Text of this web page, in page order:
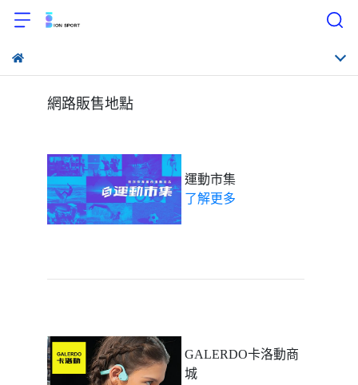
網路販售地點
運動市集
了解更多
GALERDO卡洛動商
城